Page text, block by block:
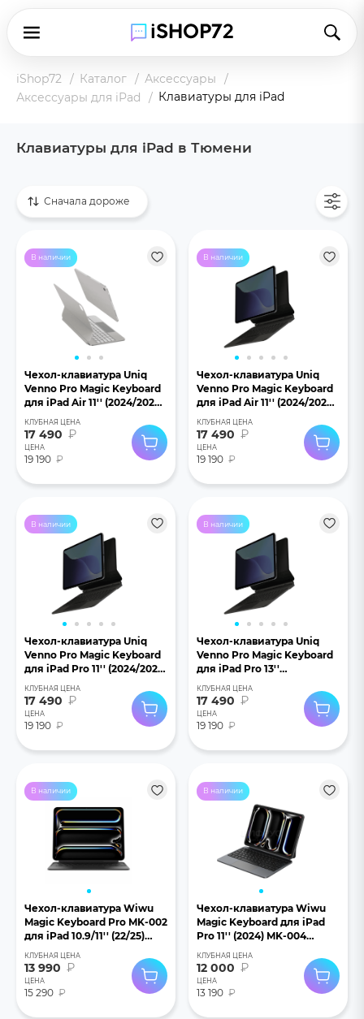
iShop72 Каталог
Аксессуары
Аксессуары для iPad
Клавиатуры для iPad
Клавиатуры для iPad в Тюмени
Сначала дороже
В наличии
Чехол-клавиатура Uniq
Venno Pro Magic Keyboard
для iPad Air 11'' (2024/2025)
КЛУБНАЯ ЦЕНА
17 490 ₽
ЦЕНА
19 190 ₽
В наличии
Чехол-клавиатура Uniq
Venno Pro Magic Keyboard
для iPad Air 11'' (2024/2025)
КЛУБНАЯ ЦЕНА
17 490 ₽
ЦЕНА
19 190 ₽
В наличии
Чехол-клавиатура Uniq
Venno Pro Magic Keyboard
для iPad Pro 11'' (2024/2025)
черный
КЛУБНАЯ ЦЕНА
17 490 ₽
ЦЕНА
19 190 ₽
В наличии
Чехол-клавиатура Uniq
Venno Pro Magic Keyboard
для iPad Pro 13''
(2024/2025) черный
КЛУБНАЯ ЦЕНА
17 490 ₽
ЦЕНА
19 190 ₽
В наличии
Чехол-клавиатура Wiwu
Magic Keyboard Pro MK-002
для iPad 10.9/11'' (22/25)
КЛУБНАЯ ЦЕНА
13 990 ₽
ЦЕНА
15 290 ₽
В наличии
Чехол-клавиатура Wiwu
Magic Keyboard для iPad
Pro 11'' (2024) MK-004
КЛУБНАЯ ЦЕНА
12 000 ₽
ЦЕНА
13 190 ₽